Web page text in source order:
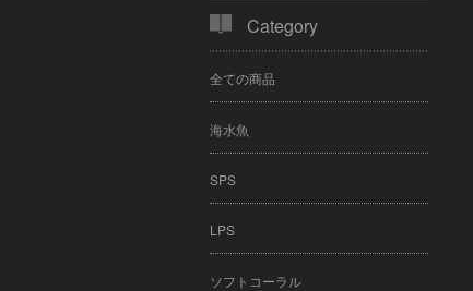
Category
全ての商品
海水魚
SPS
LPS
ソフトコーラル